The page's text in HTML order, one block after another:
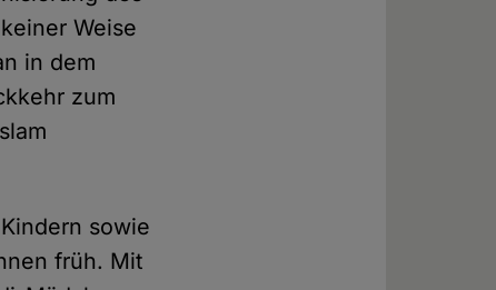
Weise
in dem
zum
sowie
früh. Mit